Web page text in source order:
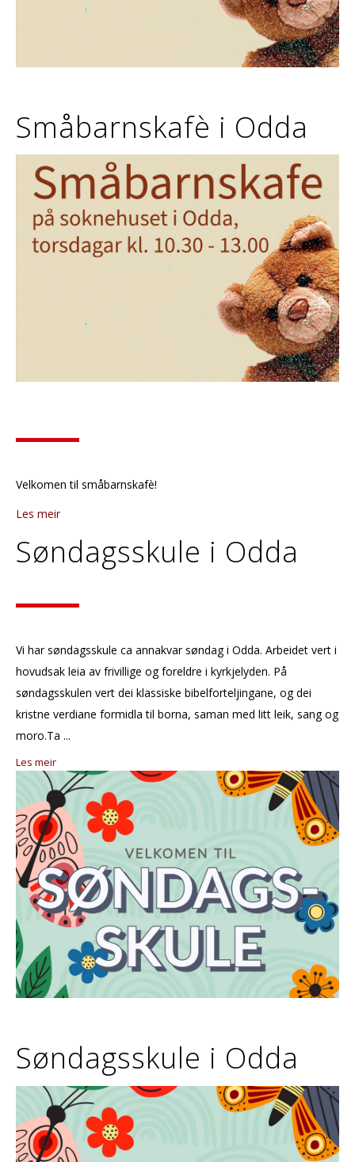
Småbarnskafè i Odda
Velkomen til småbarnskafè!
Les meir
Søndagsskule i Odda
Vi har søndagsskule ca annakvar søndag i Odda. Arbeidet vert i
hovudsak leia av frivillige og foreldre i kyrkjelyden. På
søndagsskulen vert dei klassiske bibelforteljingane, og dei
kristne verdiane formidla til borna, saman med litt leik, sang og
moro.Ta ...
Les meir
Søndagsskule i Odda